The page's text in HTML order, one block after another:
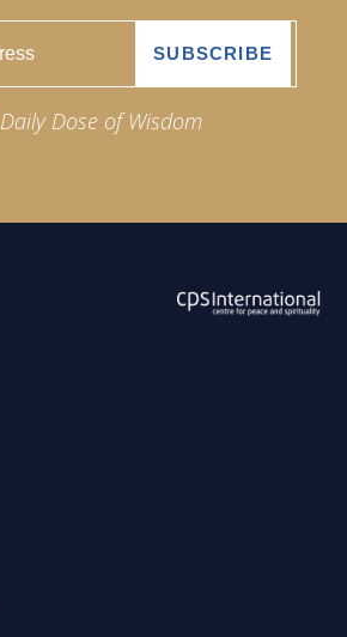
Daily Dose of Wisdom